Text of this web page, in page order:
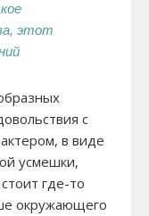
этот
с
в виде
усмешки,
где-то
окружающего